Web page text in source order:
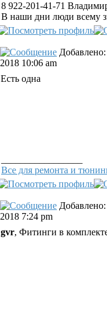
8 922-201-41-71
В наши дни люди всему
2018 10:06 am
Есть одна
Все для ремонта и
2018 7:24 pm
gvr, Фитинги в